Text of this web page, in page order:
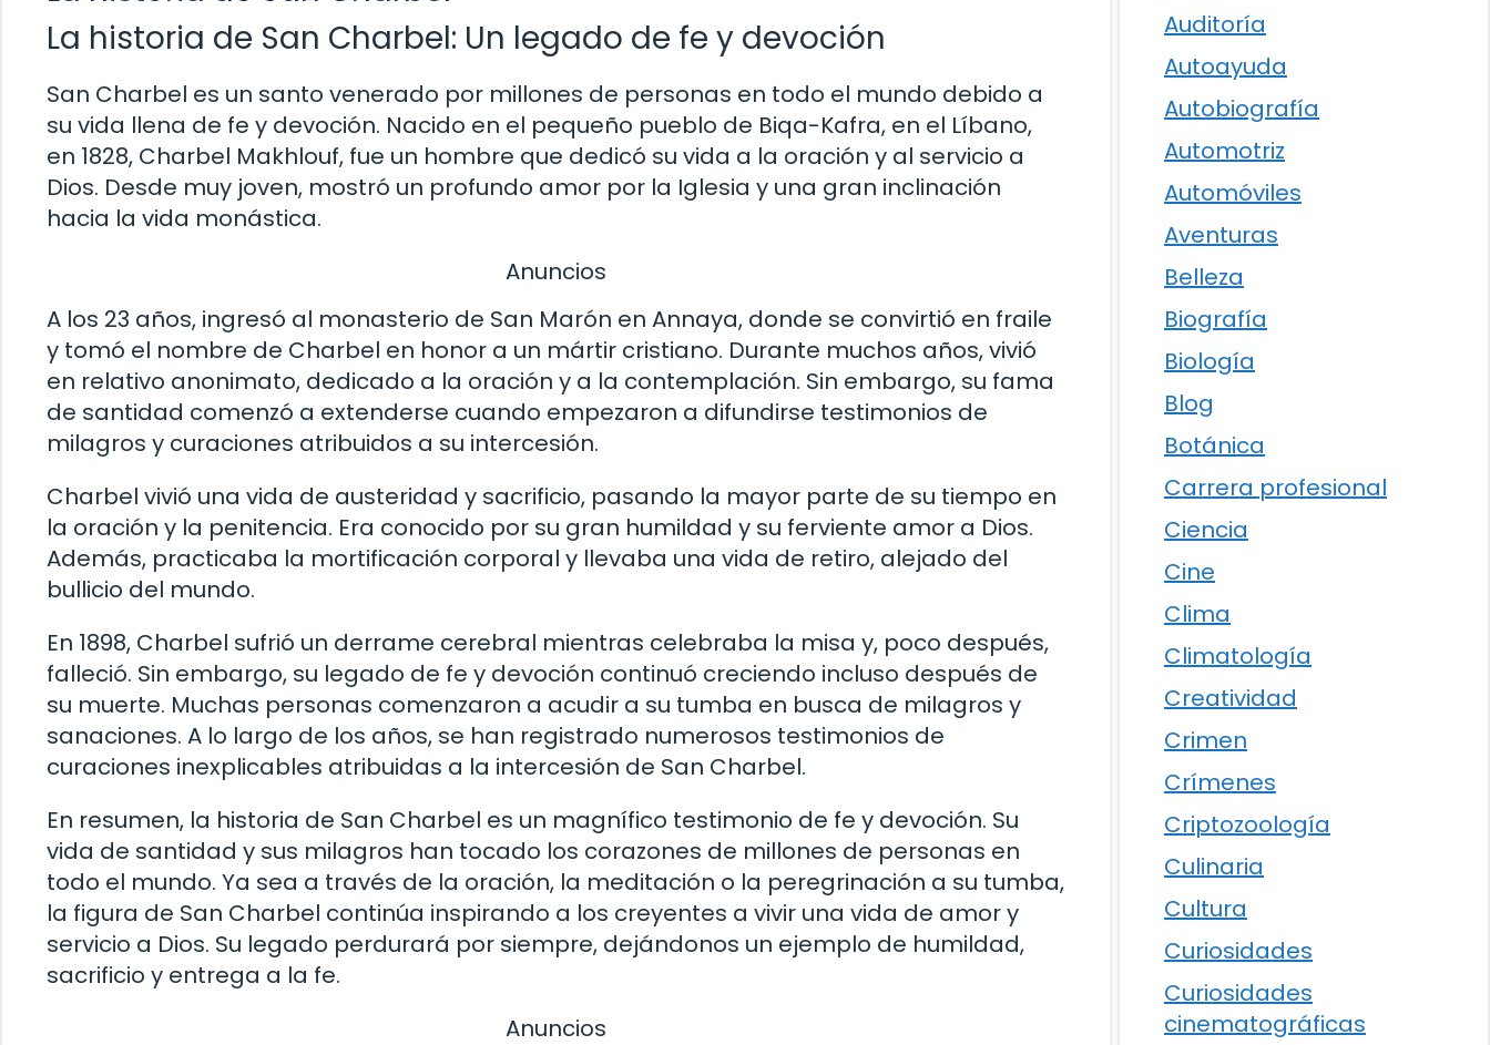
La historia de San Charbel: Un legado de fe y devoción
San Charbel es un santo venerado por millones de personas en todo el mundo debido a
su vida llena de fe y devoción. Nacido en el pequeño pueblo de Biqa-Kafra, en el Líbano,
en 1828, Charbel Makhlouf, fue un hombre que dedicó su vida a la oración y al servicio a
Dios. Desde muy joven, mostró un profundo amor por la Iglesia y una gran inclinación
hacia la vida monástica.
Anuncios
A los 23 años, ingresó al monasterio de San Marón en Annaya, donde se convirtió en fraile
y tomó el nombre de Charbel en honor a un mártir cristiano. Durante muchos años, vivió
en relativo anonimato, dedicado a la oración y a la contemplación. Sin embargo, su fama
de santidad comenzó a extenderse cuando empezaron a difundirse testimonios de
milagros y curaciones atribuidos a su intercesión.
Charbel vivió una vida de austeridad y sacrificio, pasando la mayor parte de su tiempo en
la oración y la penitencia. Era conocido por su gran humildad y su ferviente amor a Dios.
Además, practicaba la mortificación corporal y llevaba una vida de retiro, alejado del
bullicio del mundo.
En 1898, Charbel sufrió un derrame cerebral mientras celebraba la misa y, poco después,
falleció. Sin embargo, su legado de fe y devoción continuó creciendo incluso después de
su muerte. Muchas personas comenzaron a acudir a su tumba en busca de milagros y
sanaciones. A lo largo de los años, se han registrado numerosos testimonios de
curaciones inexplicables atribuidas a la intercesión de San Charbel.
En resumen, la historia de San Charbel es un magnífico testimonio de fe y devoción. Su
vida de santidad y sus milagros han tocado los corazones de millones de personas en
todo el mundo. Ya sea a través de la oración, la meditación o la peregrinación a su tumba,
la figura de San Charbel continúa inspirando a los creyentes a vivir una vida de amor y
servicio a Dios. Su legado perdurará por siempre, dejándonos un ejemplo de humildad,
sacrificio y entrega a la fe.
Anuncios
Auditoría
Autoayuda
Autobiografía
Automotriz
Automóviles
Aventuras
Belleza
Biografía
Biología
Blog
Botánica
Carrera profesional
Ciencia
Cine
Clima
Climatología
Creatividad
Crimen
Crímenes
Criptozoología
Culinaria
Cultura
Curiosidades
Curiosidades
cinematográficas